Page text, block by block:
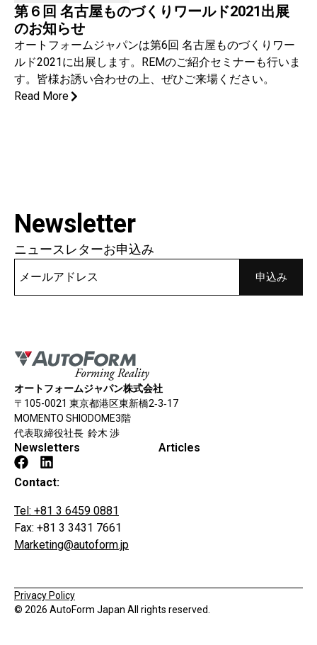
第６回 名古屋ものづくりワールド2021出展
のお知らせ
オートフォームジャパンは第6回 名古屋ものづくりワー
ルド2021に出展します。REMのご紹介セミナーも行いま
す。皆様お誘い合わせの上、ぜひご来場ください。
Read More
Newsletter
ニュースレターお申込み
オートフォームジャパン株式会社
〒105-0021 東京都港区東新橋2‐3‐17
MOMENTO SHIODOME3階
代表取締役社長 鈴木 渉
Newsletters Articles
Contact:
Tel: +81 3 6459 0881
Fax: +81 3 3431 7661
Marketing@autoform.jp
Privacy Policy
© 2026 AutoForm Japan All rights reserved.